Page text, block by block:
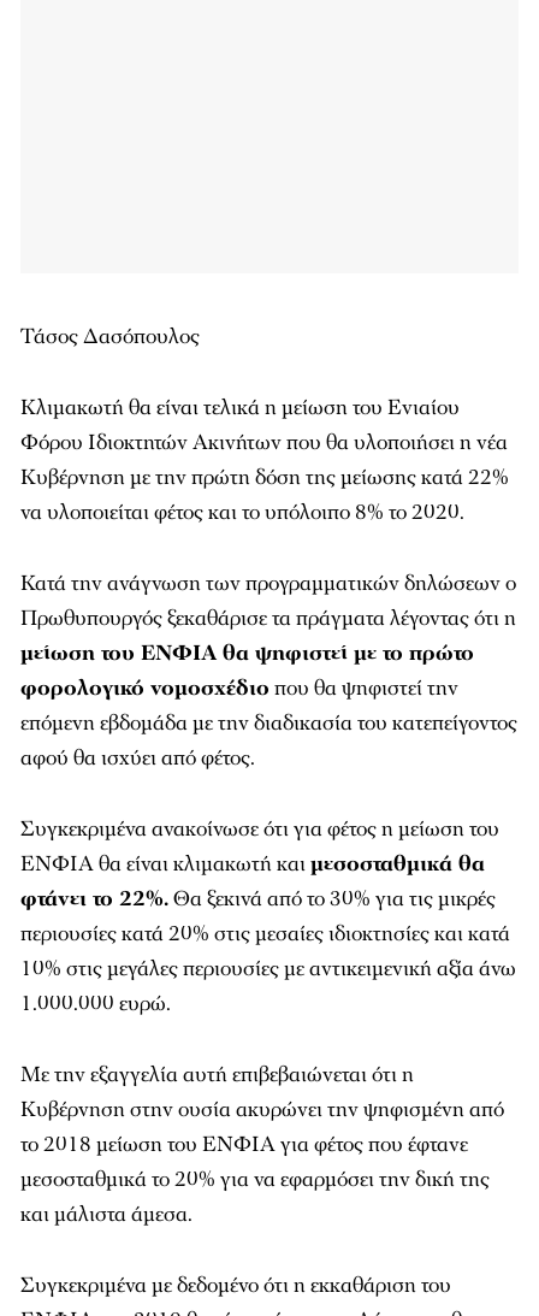
Τάσος Δασόπουλος
Κλιμακωτή θα είναι τελικά η μείωση του Ενιαίου
Φόρου Ιδιοκτητών Ακινήτων που θα υλοποιήσει η νέα
Κυβέρνηση με την πρώτη δόση της μείωσης κατά 22%
να υλοποιείται φέτος και το υπόλοιπο 8% το 2020.
Κατά την ανάγνωση των προγραμματικών δηλώσεων ο
Πρωθυπουργός ξεκαθάρισε τα πράγματα λέγοντας ότι η
μείωση του ΕΝΦΙΑ θα ψηφιστεί με το πρώτο
φορολογικό νομοσχέδιο που θα ψηφιστεί την
επόμενη εβδομάδα με την διαδικασία του κατεπείγοντος
αφού θα ισχύει από φέτος.
Συγκεκριμένα ανακοίνωσε ότι για φέτος η μείωση του
ΕΝΦΙΑ θα είναι κλιμακωτή καιμεσοσταθμικά θα
φτάνει το 22%.Θα ξεκινά από το 30% για τις μικρές
περιουσίες κατά 20% στις μεσαίες ιδιοκτησίες και κατά
10% στις μεγάλες περιουσίες με αντικειμενική αξία άνω
1.000.000 ευρώ.
Με την εξαγγελία αυτή επιβεβαιώνεται ότι η
Κυβέρνηση στην ουσία ακυρώνει την ψηφισμένη από
το 2018 μείωση του ΕΝΦΙΑ για φέτος που έφτανε
μεσοσταθμικά το 20% για να εφαρμόσει την δική της
και μάλιστα άμεσα.
Συγκεκριμένα με δεδομένο ότι η εκκαθάριση του